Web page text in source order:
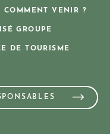
COMMENT VENIR ?
GROUPE
DE TOURISME